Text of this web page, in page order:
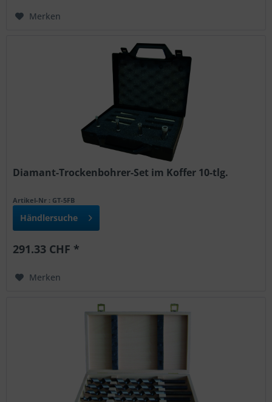
Merken
Diamant-Trockenbohrer-Set im Koffer 10-tlg.
Artikel-Nr : GT-5FB
Händlersuche
291.33 CHF *
Merken